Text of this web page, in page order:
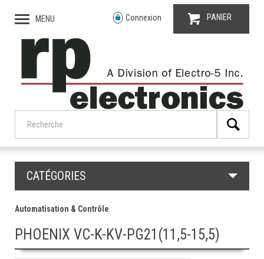
MENU Connexion PANIER
CATÉGORIES
Automatisation & Contrôle
PHOENIX VC-K-KV-PG21(11,5-15,5)